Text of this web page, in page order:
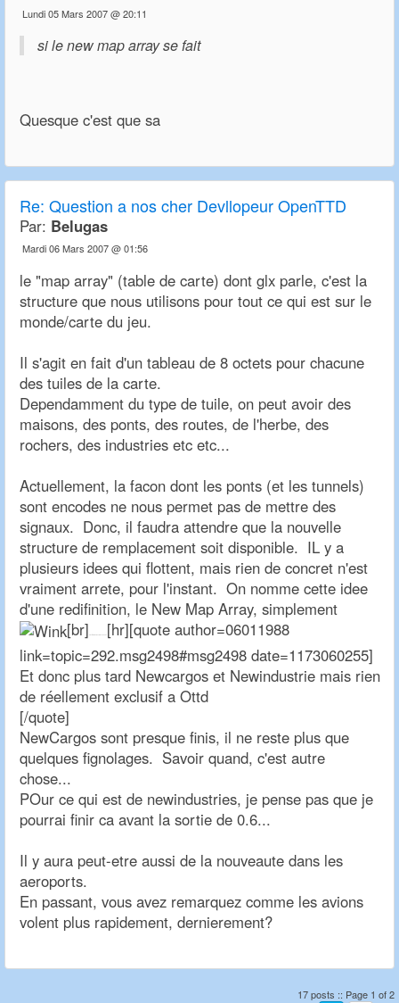
Lundi 05 Mars 2007 @ 20:11
si le new map array se fait
Quesque c'est que sa
Re: Question a nos cher Devllopeur OpenTTD
Par: Belugas
Mardi 06 Mars 2007 @ 01:56
le "map array" (table de carte) dont glx parle, c'est la
structure que nous utilisons pour tout ce qui est sur le
monde/carte du jeu.
Il s'agit en fait d'un tableau de 8 octets pour chacune
des tuiles de la carte.
Dependamment du type de tuile, on peut avoir des
maisons, des ponts, des routes, de l'herbe, des
rochers, des industries etc etc...
Actuellement, la facon dont les ponts (et les tunnels)
sont encodes ne nous permet pas de mettre des
signaux. Donc, il faudra attendre que la nouvelle
structure de remplacement soit disponible. IL y a
plusieurs idees qui flottent, mais rien de concret n'est
vraiment arrete, pour l'instant. On nomme cette idee
d'une redifinition, le New Map Array, simplement
[br]
[hr][quote author=06011988
link=topic=292.msg2498#msg2498 date=1173060255]
Et donc plus tard Newcargos et Newindustrie mais rien
de réellement exclusif a Ottd
[/quote]
NewCargos sont presque finis, il ne reste plus que
quelques fignolages. Savoir quand, c'est autre
chose...
POur ce qui est de newindustries, je pense pas que je
pourrai finir ca avant la sortie de 0.6...
Il y aura peut-etre aussi de la nouveaute dans les
aeroports.
En passant, vous avez remarquez comme les avions
volent plus rapidement, dernierement?
17 posts :: Page 1 of 2